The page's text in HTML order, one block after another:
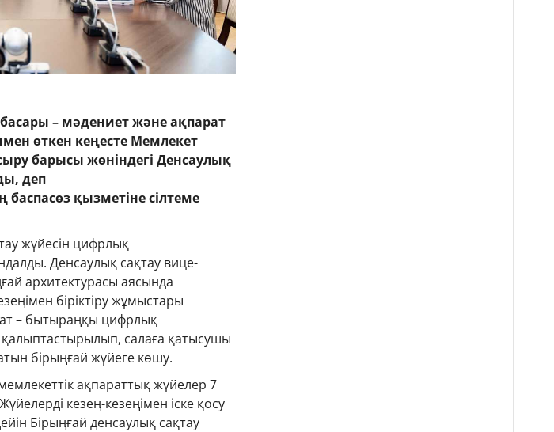
– мәдениет және ақпарат
өткен кеңесте Мемлекет
барысы жөніндегі Денсаулық
деп
баспасөз қызметіне сілтеме
жүйесін цифрлық
Денсаулық сақтау вице-
архитектурасы аясында
біріктіру жұмыстары
– бытыраңқы цифрлық
салаға қатысушы
бірыңғай жүйеге көшу.
ақпараттық жүйелер 7
кезең-кезеңімен іске қосу
Бірыңғай денсаулық сақтау